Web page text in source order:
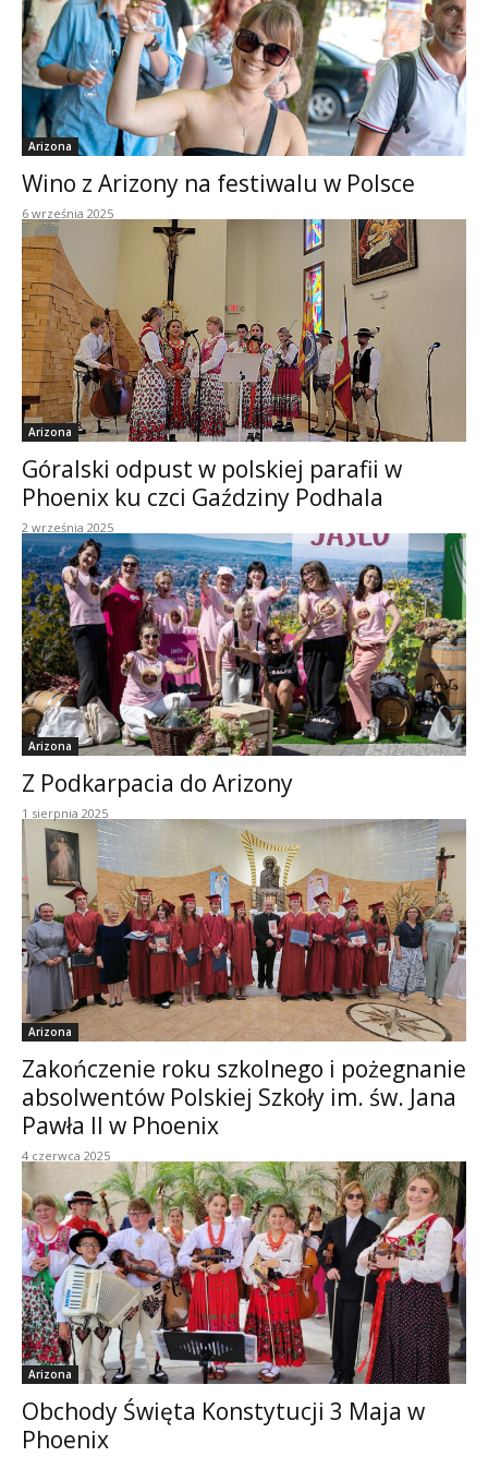
Arizona
Wino z Arizony na festiwalu w Polsce
6 września 2025
Arizona
Góralski odpust w polskiej parafii w
Phoenix ku czci Gaździny Podhala
2 września 2025
Arizona
Z Podkarpacia do Arizony
1 sierpnia 2025
Arizona
Zakończenie roku szkolnego i pożegnanie
absolwentów Polskiej Szkoły im. św. Jana
Pawła II w Phoenix
4 czerwca 2025
Arizona
Obchody Święta Konstytucji 3 Maja w
Phoenix